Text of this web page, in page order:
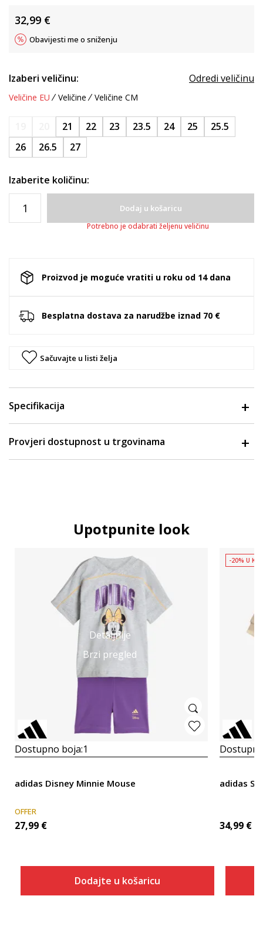
32,99 €
Obavijesti me o sniženju
Izaberi veličinu: Odredi veličinu
Veličine EU Veličine Veličine CM
21 22 23 23.5 24 25
25.5
26
26.5 27
Izaberite količinu:
Dodaj u košaricu
Potrebno je odabrati željenu veličinu
Proizvod je moguće vratiti u roku od 14 dana
Besplatna dostava za narudžbe iznad 70 €
Sačuvajte u listi želja
Specifikacija
Provjeri dostupnost u trgovinama
Upotpunite look
Detaljnije
Brzi pregled
Dostupno boja:1
adidas Disney Minnie Mouse
OFFER
27,99 €
Dodajte u košaricu
-20% U
adidas
34,99 €